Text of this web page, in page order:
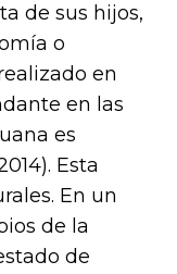
de sus hijos,
o
en
en las
es
Esta
En un
de la
de